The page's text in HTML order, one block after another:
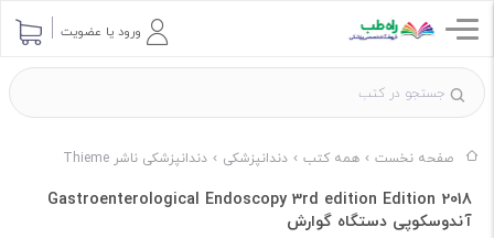
ورود یا عضویت
صفحه نخست همه کتب دندانپزشکی دندانپزشکی ناشر Thieme
Gastroenterological Endoscopy 3rd edition Edition 2018
آندوسکوپی دستگاه گوارش